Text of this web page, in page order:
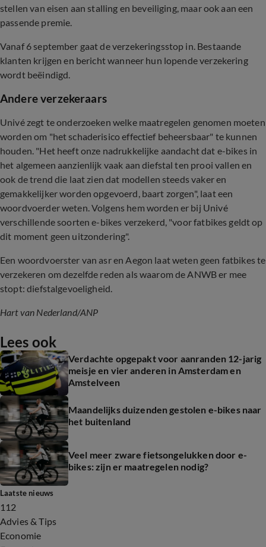
stellen van eisen aan stalling en beveiliging, maar ook aan een
passende premie.
Vanaf 6 september gaat de verzekeringsstop in. Bestaande
klanten krijgen en bericht wanneer hun lopende verzekering
wordt beëindigd.
Andere verzekeraars
Univé zegt te onderzoeken welke maatregelen genomen moeten
worden om "het schaderisico effectief beheersbaar" te kunnen
houden. "Het heeft onze nadrukkelijke aandacht dat e-bikes in
het algemeen aanzienlijk vaak aan diefstal ten prooi vallen en
ook de trend die laat zien dat modellen steeds vaker en
gemakkelijker worden opgevoerd, baart zorgen", laat een
woordvoerder weten. Volgens hem worden er bij Univé
verschillende soorten e-bikes verzekerd, "voor fatbikes geldt op
dit moment geen uitzondering".
Een woordvoerster van asr en Aegon laat weten geen fatbikes te
verzekeren om dezelfde reden als waarom de ANWB er mee
stopt: diefstalgevoeligheid.
Hart van Nederland/ANP
Lees ook
Verdachte opgepakt voor aanranden 12-jarig
meisje en vier anderen in Amsterdam en
Amstelveen
Maandelijks duizenden gestolen e-bikes naar
het buitenland
Veel meer zware fietsongelukken door e-
bikes: zijn er maatregelen nodig?
Laatste nieuws
112
Advies & Tips
Economie